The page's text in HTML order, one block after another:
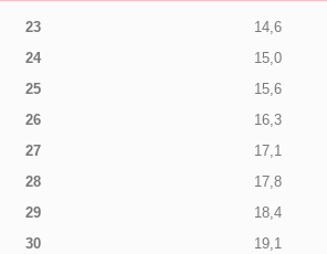
23
14,6
24
15,0
25
15,6
26
16,3
27
17,1
28
17,8
29
18,4
30
19,1